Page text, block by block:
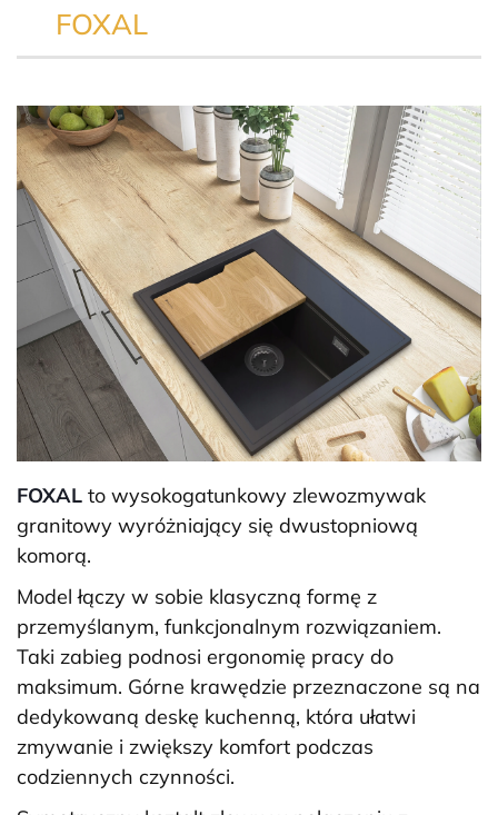
FOXAL
FOXAL to wysokogatunkowy zlewozmywak
granitowy wyróżniający się dwustopniową
komorą.
Model łączy w sobie klasyczną formę z
przemyślanym, funkcjonalnym rozwiązaniem.
Taki zabieg podnosi ergonomię pracy do
maksimum. Górne krawędzie przeznaczone są na
dedykowaną deskę kuchenną, która ułatwi
zmywanie i zwiększy komfort podczas
codziennych czynności.